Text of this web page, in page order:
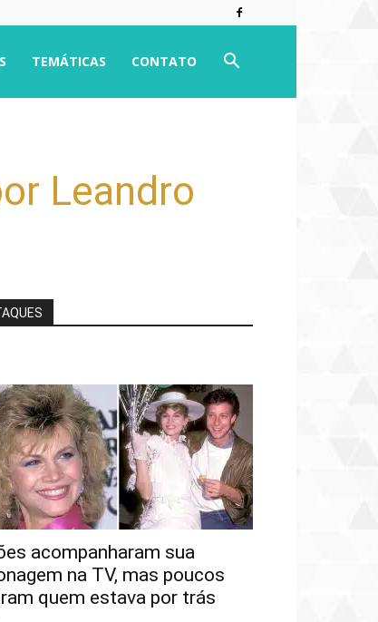
TEMÁTICAS CONTATO
Leandro
acompanharam sua
na TV, mas poucos
quem estava por trás